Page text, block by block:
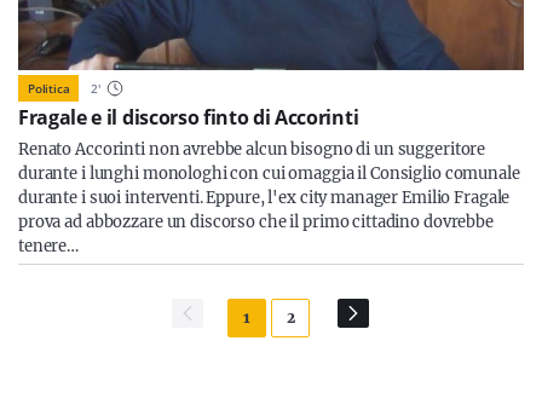
Politica 2'
Fragale e il discorso finto di Accorinti
Renato Accorinti non avrebbe alcun bisogno di un suggeritore
durante i lunghi monologhi con cui omaggia il Consiglio comunale
durante i suoi interventi. Eppure, l'ex city manager Emilio Fragale
prova ad abbozzare un discorso che il primo cittadino dovrebbe
tenere…
1 2